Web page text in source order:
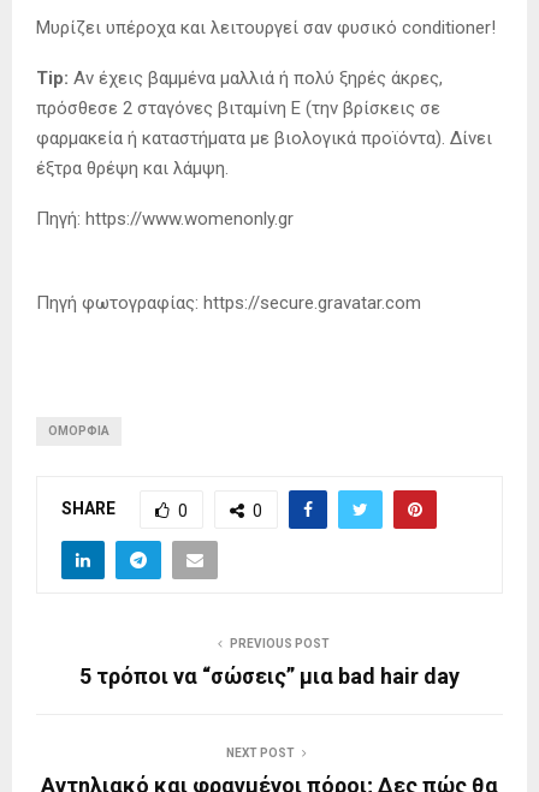
Μυρίζει υπέροχα και λειτουργεί σαν φυσικό conditioner!
Tip: Αν έχεις βαμμένα μαλλιά ή πολύ ξηρές άκρες,
πρόσθεσε 2 σταγόνες βιταμίνη Ε (την βρίσκεις σε
φαρμακεία ή καταστήματα με βιολογικά προϊόντα). Δίνει
έξτρα θρέψη και λάμψη.
Πηγή: https://www.womenonly.gr
Πηγή φωτογραφίας: https://secure.gravatar.com
ΟΜΟΡΦΙΆ
SHARE 0 0
PREVIOUS POST
5 τρόποι να “σώσεις” μια bad hair day
NEXT POST
Αντηλιακό και φραγμένοι πόροι; Δες πώς θα